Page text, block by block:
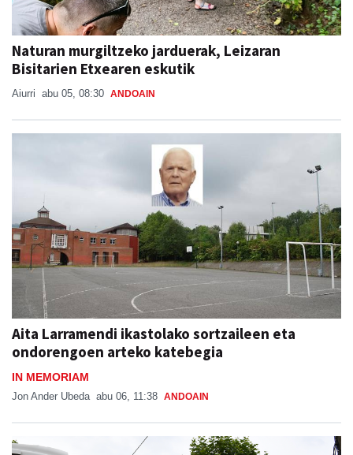
Naturan murgiltzeko jarduerak, Leizaran
Bisitarien Etxearen eskutik
Aiurri abu 05, 08:30 ANDOAIN
Aita Larramendi ikastolako sortzaileen eta
ondorengoen arteko katebegia
IN MEMORIAM
Jon Ander Ubeda abu 06, 11:38 ANDOAIN